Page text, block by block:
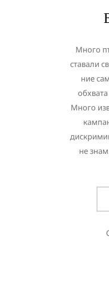
Много
ставали
ние
Много
не